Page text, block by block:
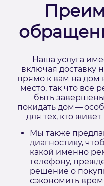
Наша услуга
включая доставку
прямо к вам на дом
место, так что все
быть
покидать дом —
для тех, кто
Мы также
диагностику,
какой именно
телефону,
решение о
сэкономить